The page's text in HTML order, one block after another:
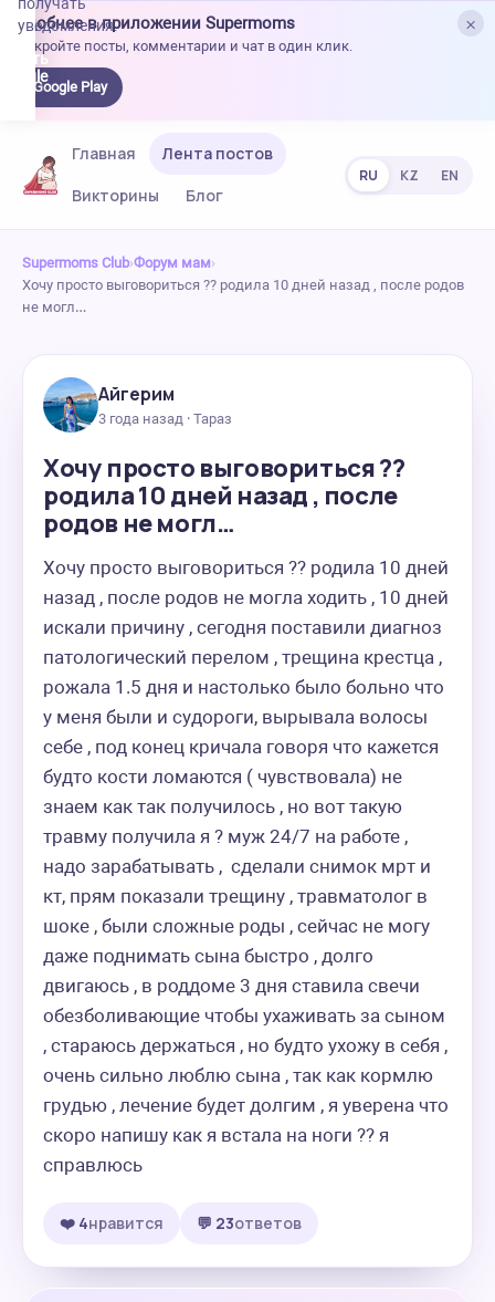
×
Удобнее в приложении Supermoms
Откройте посты, комментарии и чат в один клик.
Google Play
уведомления.
Главная
Лента постов
Викторины
Блог
RU KZ EN
Supermoms Club›Форум мам›
Хочу просто выговориться ?? родила 10 дней назад , после родов
не могл…
Айгерим
3 года назад · Тараз
Хочу просто выговориться ??
родила 10 дней назад , после
родов не могл…
Хочу просто выговориться ?? родила 10 дней
назад , после родов не могла ходить , 10 дней
искали причину , сегодня поставили диагноз
патологический перелом , трещина крестца ,
рожала 1.5 дня и настолько было больно что
у меня были и судороги, вырывала волосы
себе , под конец кричала говоря что кажется
будто кости ломаются ( чувствовала) не
знаем как так получилось , но вот такую
травму получила я ? муж 24/7 на работе ,
надо зарабатывать ,  сделали снимок мрт и
кт, прям показали трещину , травматолог в
шоке , были сложные роды , сейчас не могу
даже поднимать сына быстро , долго
двигаюсь , в роддоме 3 дня ставила свечи
обезболивающие чтобы ухаживать за сыном
, стараюсь держаться , но будто ухожу в себя ,
очень сильно люблю сына , так как кормлю
грудью , лечение будет долгим , я уверена что
скоро напишу как я встала на ноги ?? я
справлюсь
❤️ 4нравится 💬 23ответов